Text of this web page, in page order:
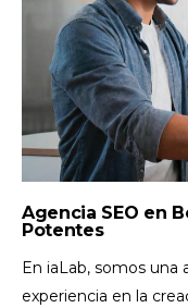
Agencia SEO en
Potentes
En iaLab, somos una
experiencia en la